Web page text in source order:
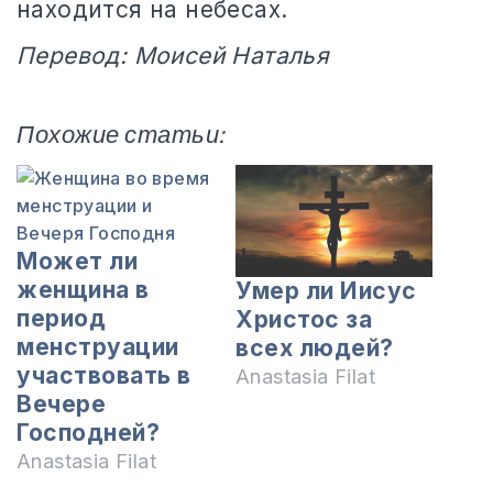
находится на небесах.
Перевод: Моисей Наталья
Похожие статьи:
Может ли
женщина в
период
менструации
участвовать в
Вечере
Господней?
Anastasia Filat
Умер ли Иисус
Христос за
всех людей?
Anastasia Filat